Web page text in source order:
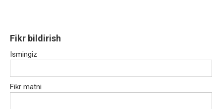
Fikr bildirish
Ismingiz
Fikr matni